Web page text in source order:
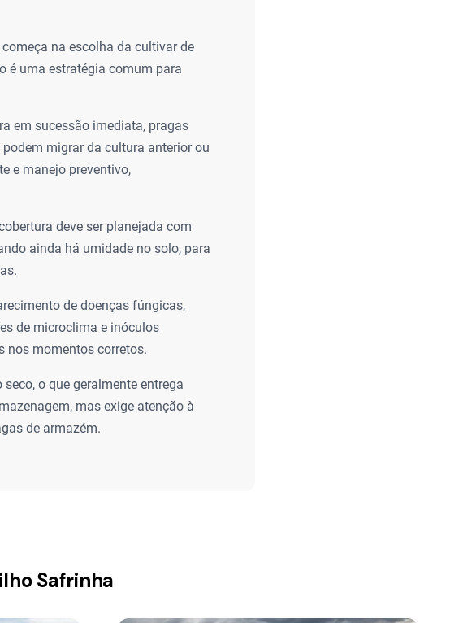
na escolha da cultivar de
é uma estratégia comum para
em sucessão imediata, pragas
migrar da cultura anterior ou
e manejo preventivo,
deve ser planejada com
ainda há umidade no solo, para
de doenças fúngicas,
de microclima e inóculos
nos momentos corretos.
o que geralmente entrega
mas exige atenção à
de armazém.
Safrinha